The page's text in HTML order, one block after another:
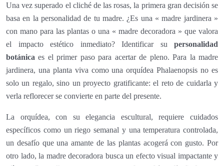
Una vez superado el cliché de las rosas, la primera gran decisión se
basa en la personalidad de tu madre. ¿Es una « madre jardinera »
con mano para las plantas o una « madre decoradora » que valora
el impacto estético inmediato? Identificar su personalidad
botánica es el primer paso para acertar de pleno. Para la madre
jardinera, una planta viva como una orquídea Phalaenopsis no es
solo un regalo, sino un proyecto gratificante: el reto de cuidarla y
verla reflorecer se convierte en parte del presente.
La orquídea, con su elegancia escultural, requiere cuidados
específicos como un riego semanal y una temperatura controlada,
un desafío que una amante de las plantas acogerá con gusto. Por
otro lado, la madre decoradora busca un efecto visual impactante y